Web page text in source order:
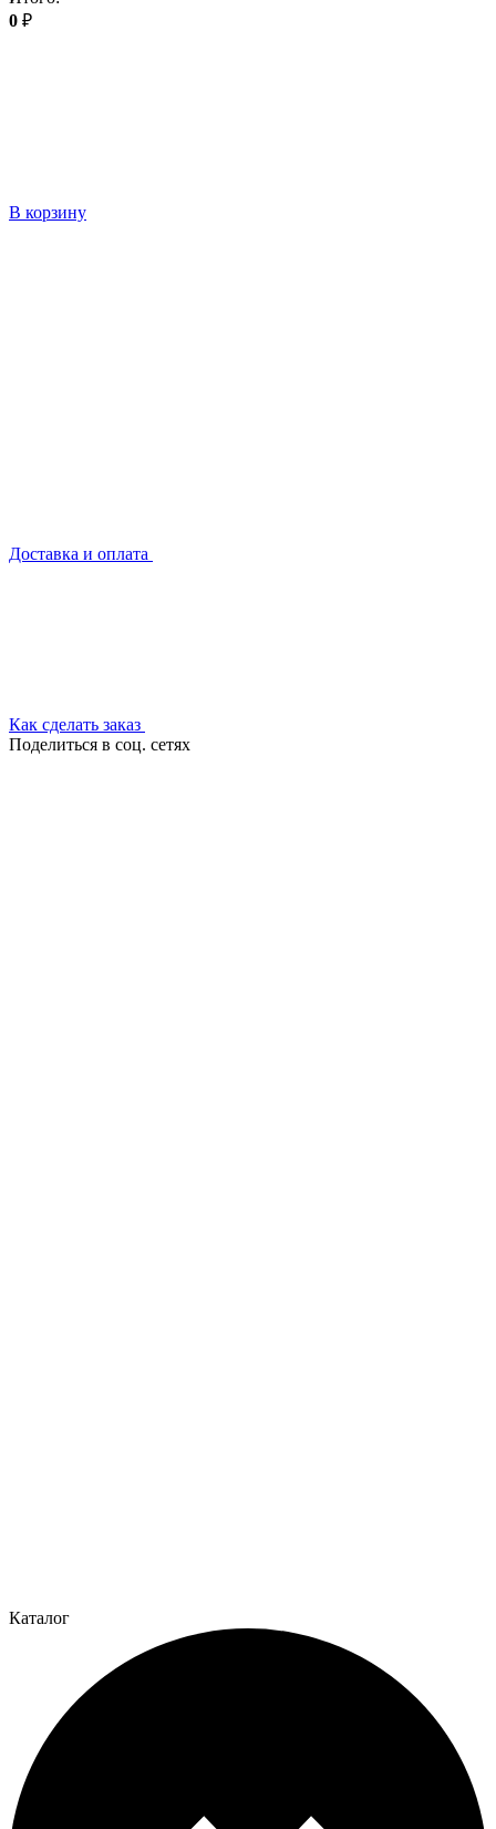
0 ₽
В корзину
Доставка и оплата
Как сделать заказ
Поделиться в соц. сетях
Каталог